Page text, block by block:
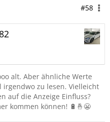
#58
alt. Aber ähnliche Werte
zu lesen. Vielleicht
auf die Anzeige Einfluss?
kommen können! 🔋🤞😬